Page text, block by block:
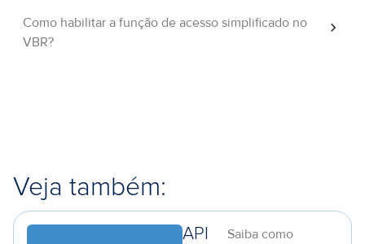
Como habilitar a função de acesso simplificado no
VBR?
Veja também:
API
Saiba como